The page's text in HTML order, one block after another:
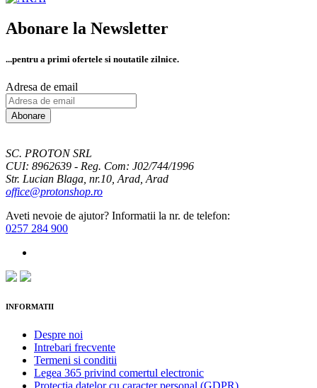
Abonare la Newsletter
...pentru a primi ofertele si noutatile zilnice.
Adresa de email
Abonare
SC. PROTON SRL
CUI: 8962639 - Reg. Com: J02/744/1996
Str. Lucian Blaga, nr.10, Arad, Arad
office@protonshop.ro
Aveti nevoie de ajutor? Informatii la nr. de telefon:
0257 284 900
INFORMATII
Despre noi
Intrebari frecvente
Termeni si conditii
Legea 365 privind comertul electronic
Protectia datelor cu caracter personal (GDPR)